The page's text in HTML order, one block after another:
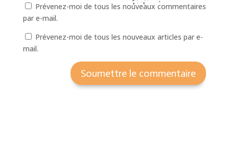
Prévenez-moi de tous les nouveaux commentaires
par e-mail.
Prévenez-moi de tous les nouveaux articles par e-
mail.
Soumettre le commentaire